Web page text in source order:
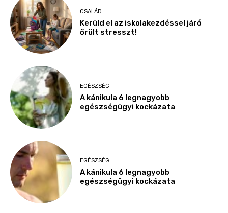
CSALÁD
Kerüld el az iskolakezdéssel járó
őrült stresszt!
EGÉSZSÉG
A kánikula 6 legnagyobb
egészségügyi kockázata
EGÉSZSÉG
A kánikula 6 legnagyobb
egészségügyi kockázata